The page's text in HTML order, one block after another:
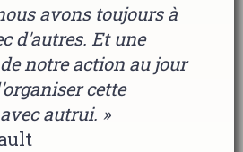
avons toujours à
d'autres. Et une
notre action au jour
cette
autrui. »